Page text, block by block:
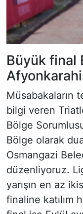
Büyük final
Müsabakaların
bilgi veren
Bölge
Bölge olarak
Osmangazi
düzenliyoruz.
yarışın en az
finaline katılım